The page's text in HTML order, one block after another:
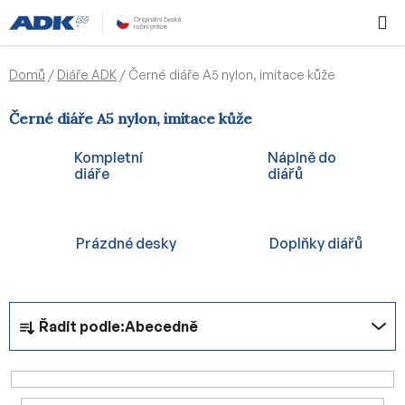
na
obsah
KOŠÍK
Domů / Diáře ADK / Černé diáře A5 nylon, imitace kůže
Černé diáře A5 nylon, imitace kůže
Kompletní
diáře
Náplně do
diářů
Prázdné desky Doplňky diářů
Ř
z
e
Řadit podle:Abecedně